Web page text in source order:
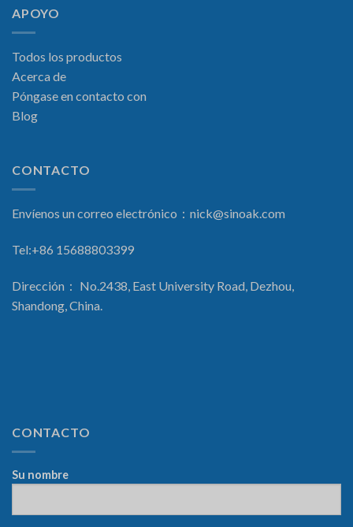
APOYO
Todos los productos
Acerca de
Póngase en contacto con
Blog
CONTACTO
Envíenos un correo electrónico： nick@sinoak.com
Tel:+86 15688803399
Dirección： No.2438, East University Road, Dezhou,
Shandong, China.
CONTACTO
Su nombre